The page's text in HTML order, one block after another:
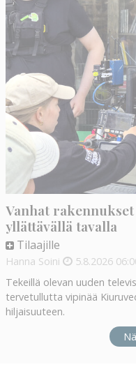
Vanhat
yllättävällä tavalla
Tilaajille
Hanna Soini 5.8.2026
Tekeillä olevan uuden
tervetullutta vipinää
hiljaisuuteen.